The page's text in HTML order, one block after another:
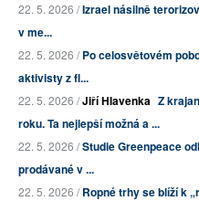
22. 5. 2026 /Izrael násilně
v me...
22. 5. 2026 /Po celosvětovém
aktivisty z fl...
22. 5. 2026 /Jiří Hlavenka Z
roku. Ta nejlepší možná a ...
22. 5. 2026 /Studie Greenpeace
prodávané v ...
22. 5. 2026 /Ropné trhy se blíží k